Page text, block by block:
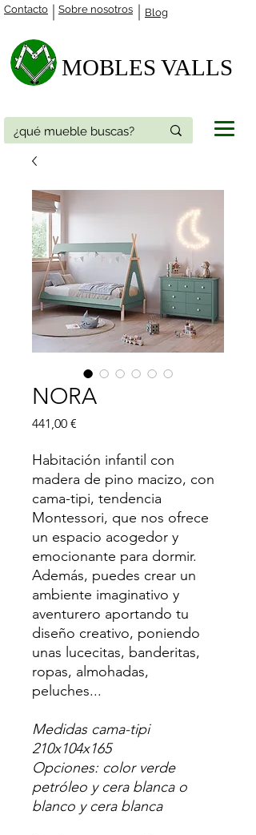
Contacto Blog
Sobre nosotros
MOBLES VALLS​
NORA
441,00 €
Habitación infantil con
madera de pino macizo, con
cama-tipi, tendencia
Montessori, que nos ofrece
un espacio acogedor y
emocionante para dormir.
Además, puedes crear un
ambiente imaginativo y
aventurero aportando tu
diseño creativo, poniendo
unas lucecitas, banderitas,
ropas, almohadas,
peluches...
Medidas cama-tipi
210x104x165
Opciones: color verde
petróleo y cera blanca o
blanco y cera blanca